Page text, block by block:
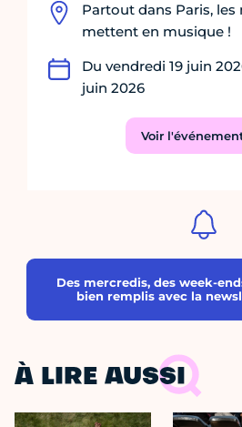
Partout dans Paris, les
mettent en musique !
Du vendredi 19 juin
juin 2026
Voir
Des mercredis, des week-
bien remplis avec la
À LIRE AUSSI